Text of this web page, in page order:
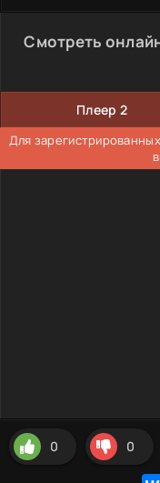
Смотреть
Плеер 2
Для
0 0